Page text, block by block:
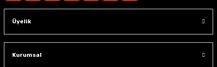
Üyelik
Kurumsal